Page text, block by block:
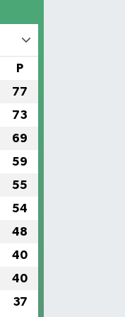
P
77
73
69
59
55
54
48
40
40
37